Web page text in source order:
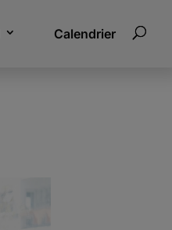
Calendrier